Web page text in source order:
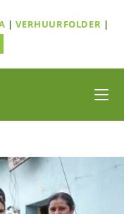
|VERHUURFOLDER |